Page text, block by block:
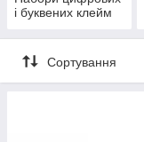
і буквених клейм
Сортування